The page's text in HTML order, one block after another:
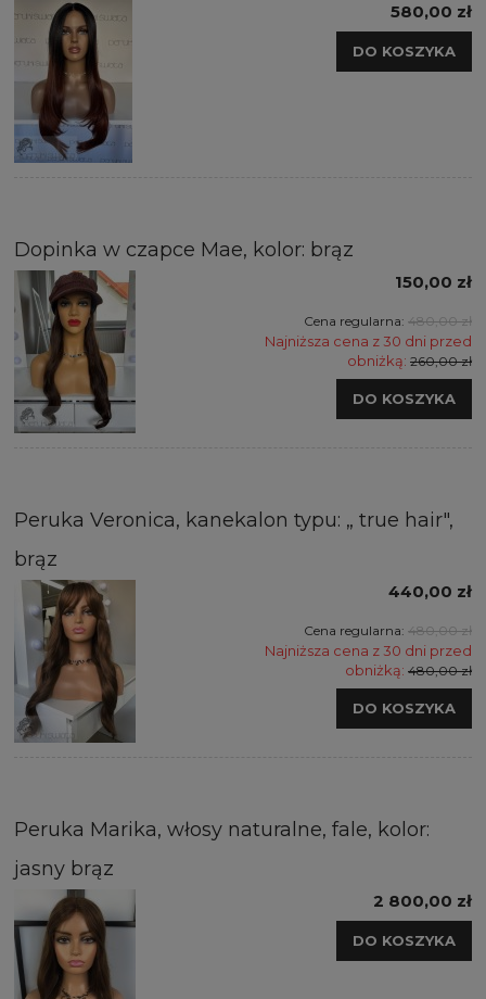
580,00 zł
DO KOSZYKA
Dopinka w czapce Mae, kolor: brąz
150,00 zł
Cena regularna: 480,00 zł
Najniższa cena z 30 dni przed
obniżką: 260,00 zł
DO KOSZYKA
Peruka Veronica, kanekalon typu: „ true hair",
brąz
440,00 zł
Cena regularna: 480,00 zł
Najniższa cena z 30 dni przed
obniżką: 480,00 zł
DO KOSZYKA
Peruka Marika, włosy naturalne, fale, kolor:
jasny brąz
2 800,00 zł
DO KOSZYKA